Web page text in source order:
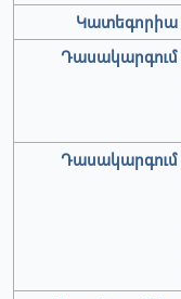
Կատեգորիա
Դասակարգում
Դասակարգում